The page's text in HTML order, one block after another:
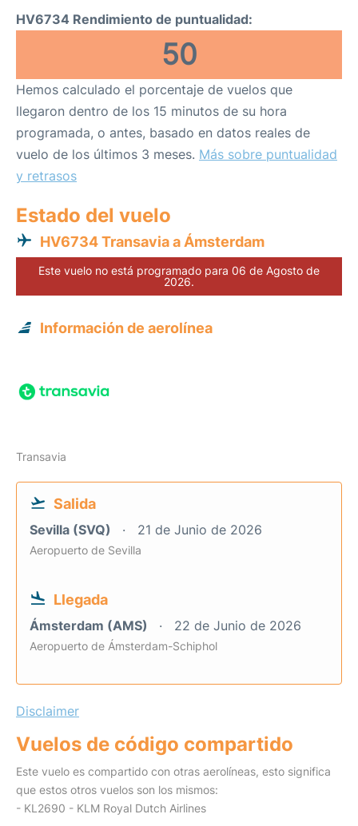
HV6734 Rendimiento de puntualidad:
50
Hemos calculado el porcentaje de vuelos que
llegaron dentro de los 15 minutos de su hora
programada, o antes, basado en datos reales de
vuelo de los últimos 3 meses. Más sobre puntualidad
y retrasos
Estado del vuelo
HV6734 Transavia a Ámsterdam
Este vuelo no está programado para 06 de Agosto de
2026.
Información de aerolínea
Transavia
Salida
Sevilla (SVQ) 21 de Junio de 2026
Aeropuerto de Sevilla
Llegada
Ámsterdam (AMS) 22 de Junio de 2026
Aeropuerto de Ámsterdam-Schiphol
Disclaimer
Vuelos de código compartido
Este vuelo es compartido con otras aerolíneas, esto significa
que estos otros vuelos son los mismos:
- KL2690 - KLM Royal Dutch Airlines